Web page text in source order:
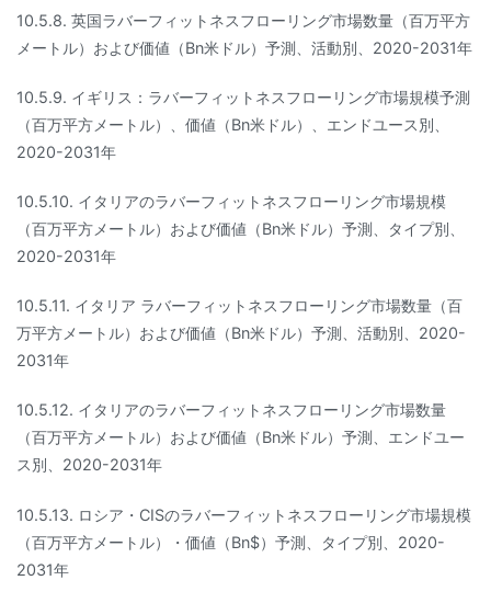
10.5.8. 英国ラバーフィットネスフローリング市場数量（百万平方
メートル）および価値（Bn米ドル）予測、活動別、2020-2031年
10.5.9. イギリス：ラバーフィットネスフローリング市場規模予測
（百万平方メートル）、価値（Bn米ドル）、エンドユース別、
2020-2031年
10.5.10. イタリアのラバーフィットネスフローリング市場規模
（百万平方メートル）および価値（Bn米ドル）予測、タイプ別、
2020-2031年
10.5.11. イタリア ラバーフィットネスフローリング市場数量（百
万平方メートル）および価値（Bn米ドル）予測、活動別、2020-
2031年
10.5.12. イタリアのラバーフィットネスフローリング市場数量
（百万平方メートル）および価値（Bn米ドル）予測、エンドユー
ス別、2020-2031年
10.5.13. ロシア・CISのラバーフィットネスフローリング市場規模
（百万平方メートル）・価値（Bn$）予測、タイプ別、2020-
2031年